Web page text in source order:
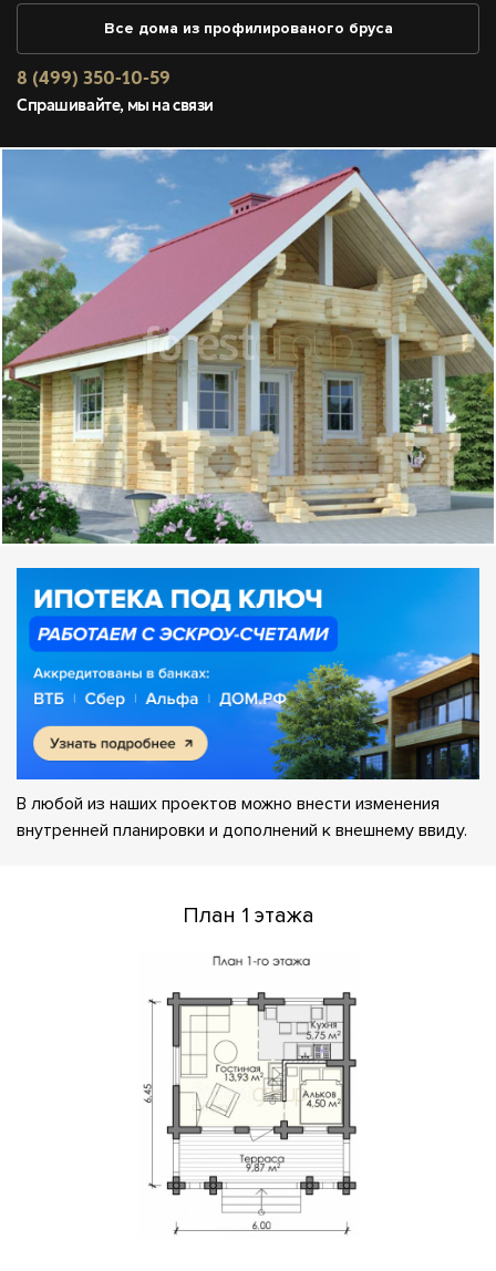
Все дома из профилированого бруса
8 (499) 350-10-59
Спрашивайте, мы на связи
В любой из наших проектов можно внести изменения
внутренней планировки и дополнений к внешнему ввиду.
План 1 этажа